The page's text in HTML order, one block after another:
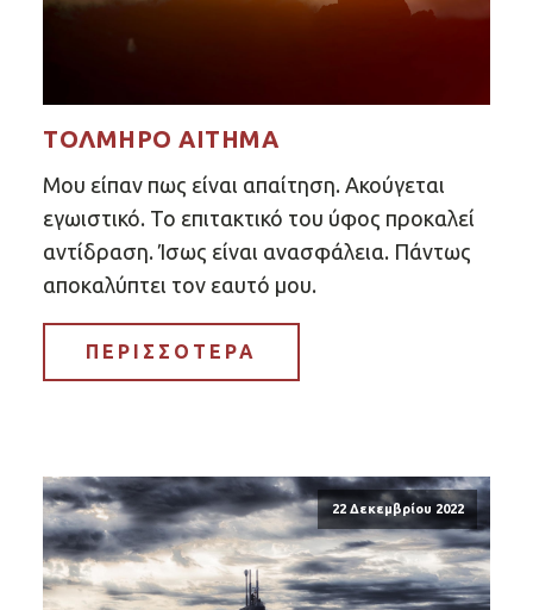
ΤΟΛΜΗΡΌ ΑΊΤΗΜΑ
Μου είπαν πως είναι απαίτηση. Ακούγεται
εγωιστικό. Το επιτακτικό του ύφος προκαλεί
αντίδραση. Ίσως είναι ανασφάλεια. Πάντως
αποκαλύπτει τον εαυτό μου.
ΠΕΡΙΣΣΟΤΕΡΑ
22 Δεκεμβρίου 2022